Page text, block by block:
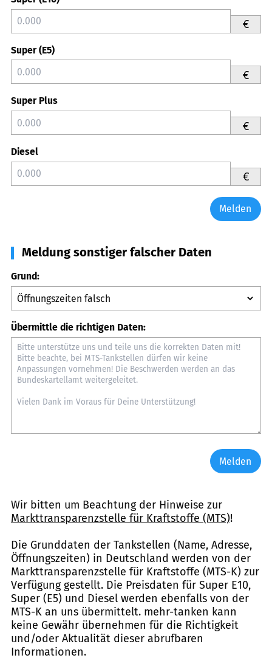
€
Super (E5)
€
Super Plus
€
Diesel
€
Melden
Meldung sonstiger falscher Daten
Grund:
Übermittle die richtigen Daten:
Melden
Wir bitten um Beachtung der Hinweise zur
Markttransparenzstelle für Kraftstoffe (MTS)!
Die Grunddaten der Tankstellen (Name, Adresse,
Öffnungszeiten) in Deutschland werden von der
Markttransparenzstelle für Kraftstoffe (MTS-K) zur
Verfügung gestellt. Die Preisdaten für Super E10,
Super (E5) und Diesel werden ebenfalls von der
MTS-K an uns übermittelt. mehr-tanken kann
keine Gewähr übernehmen für die Richtigkeit
und/oder Aktualität dieser abrufbaren
Informationen.